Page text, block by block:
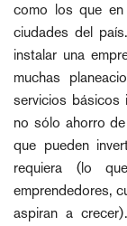
como los que
ciudades del
instalar una
muchas
servicios básicos
no sólo ahorro
que pueden
requiera (lo
emprendedores,
aspiran a